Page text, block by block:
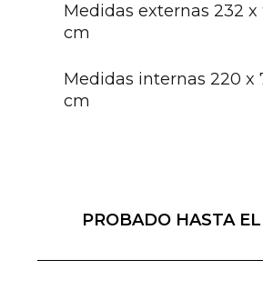
Medidas externas 232 x
cm
Medidas internas 220 x
cm
PROBADO HASTA